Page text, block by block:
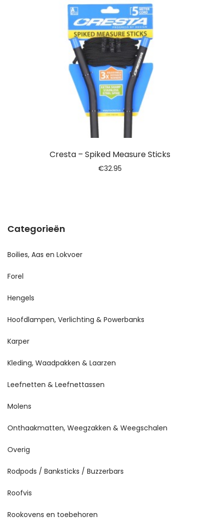
Cresta – Spiked Measure Sticks
€32.95
Categorieën
Boilies, Aas en Lokvoer
Forel
Hengels
Hoofdlampen, Verlichting & Powerbanks
Karper
Kleding, Waadpakken & Laarzen
Leefnetten & Leefnettassen
Molens
Onthaakmatten, Weegzakken & Weegschalen
Overig
Rodpods / Banksticks / Buzzerbars
Roofvis
Rookovens en toebehoren